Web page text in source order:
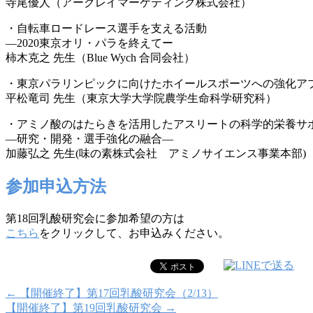
寺尾優人（アークレイマーケティング株式会社）
・自転車ロードレース選手を支える活動
―2020東京オリ・パラを終えてー
柿木克之 先生（Blue Wych 合同会社）
・東京パラリンピックに向けたホイールスポーツへの強化ア
平松竜司 先生（東京大学大学院農学生命科学研究科）
・アミノ酸のはたらきを活用したアスリートの科学的栄養サ
―研究・開発・選手強化の融合―
加藤弘之 先生(味の素株式会社 アミノサイエンス事業本部)
参加申込方法
第18回乳酸研究会に参加希望の方は
こちら をクリックして、お申込みください。
←
【開催終了】第17回乳酸研究会（2/13）
【開催終了】第19回乳酸研究会 →